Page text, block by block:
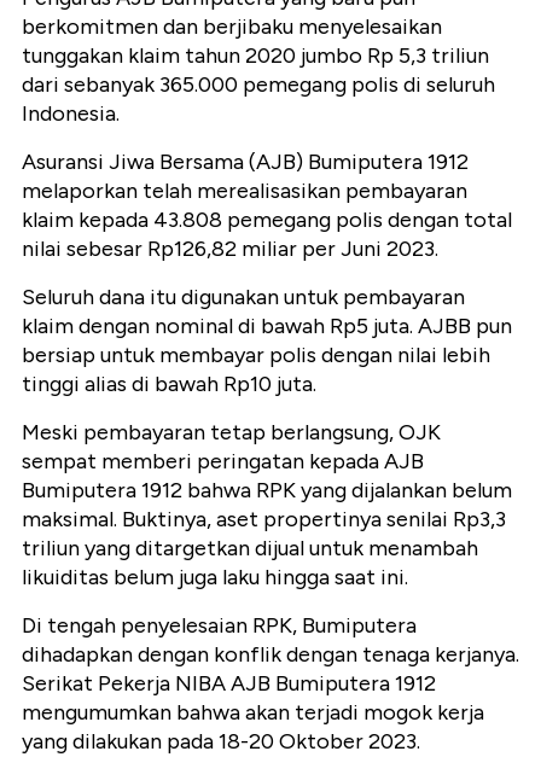
berkomitmen dan berjibaku menyelesaikan
tunggakan klaim tahun 2020 jumbo Rp 5,3 triliun
dari sebanyak 365.000 pemegang polis di seluruh
Indonesia.
Asuransi Jiwa Bersama (AJB) Bumiputera 1912
melaporkan telah merealisasikan pembayaran
klaim kepada 43.808 pemegang polis dengan total
nilai sebesar Rp126,82 miliar per Juni 2023.
Seluruh dana itu digunakan untuk pembayaran
klaim dengan nominal di bawah Rp5 juta. AJBB pun
bersiap untuk membayar polis dengan nilai lebih
tinggi alias di bawah Rp10 juta.
Meski pembayaran tetap berlangsung, OJK
sempat memberi peringatan kepada AJB
Bumiputera 1912 bahwa RPK yang dijalankan belum
maksimal. Buktinya, aset propertinya senilai Rp3,3
triliun yang ditargetkan dijual untuk menambah
likuiditas belum juga laku hingga saat ini.
Di tengah penyelesaian RPK, Bumiputera
dihadapkan dengan konflik dengan tenaga kerjanya.
Serikat Pekerja NIBA AJB Bumiputera 1912
mengumumkan bahwa akan terjadi mogok kerja
yang dilakukan pada 18-20 Oktober 2023.